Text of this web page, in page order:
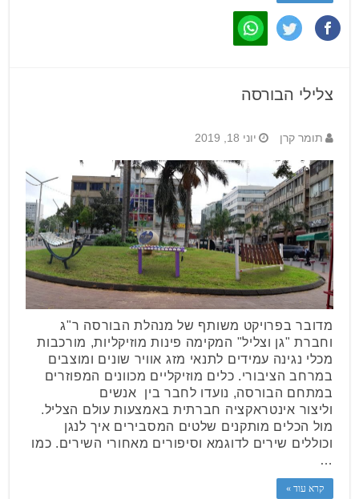
צלילי הבורסה
תומר קרן יוני 18, 2019
מדובר בפרויקט משותף של מנהלת הבורסה ר"ג
וחברת "גן וצליל" המקימה פינות מוזיקליות, מורכבות
מכלי נגינה עמידים לתנאי מזג אוויר שונים ומוצבים
במרחב הציבורי. כלים מוזיקליים מכוונים המפוזרים
במתחם הבורסה, נועדו לחבר בין אנשים
וליצור אינטראקציה חברתית באמצעות עולם הצליל.
מול הכלים מותקנים שלטים המסבירים איך לנגן
וכוללים שירים לדוגמא וסיפורים מאחורי השירים. כמו
…
קרא עוד »